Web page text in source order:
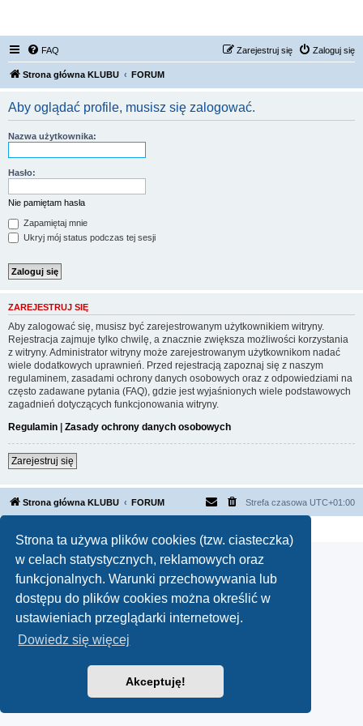
Strona ta używa plików cookies (tzw. ciasteczka)
w celach statystycznych, reklamowych oraz
funkcjonalnych. Warunki przechowywania lub
dostępu do plików cookies można określić w
ustawieniach przeglądarki internetowej.
Dowiedz się więcej
Akceptuję!
FAQ Zaloguj się
Zarejestruj się
Strona główna KLUBU FORUM
Aby oglądać profile, musisz się zalogować.
Nazwa użytkownika:
Hasło:
Nie pamiętam hasła
Zapamiętaj mnie
Ukryj mój status podczas tej sesji
ZAREJESTRUJ SIĘ
Aby zalogować się, musisz być zarejestrowanym użytkownikiem witryny.
Rejestracja zajmuje tylko chwilę, a znacznie zwiększa możliwości korzystania
z witryny. Administrator witryny może zarejestrowanym użytkownikom nadać
wiele dodatkowych uprawnień. Przed rejestracją zapoznaj się z naszym
regulaminem, zasadami ochrony danych osobowych oraz z odpowiedziami na
często zadawane pytania (FAQ), gdzie jest wyjaśnionych wiele podstawowych
zagadnień dotyczących funkcjonowania witryny.
Regulamin | Zasady ochrony danych osobowych
Zarejestruj się
Strona główna KLUBU FORUM Strefa czasowa UTC+01:00
Polski pakiet językowy dostarcza
phpBB.pl